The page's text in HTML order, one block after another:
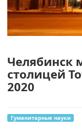
Челябинск
столицей
2020
Гуманитарные науки